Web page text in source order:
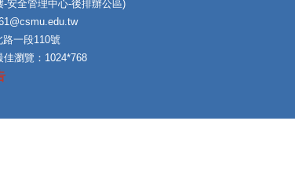
安全管理中心-後排辦公區)
一段110號
瀏覽：1024*768